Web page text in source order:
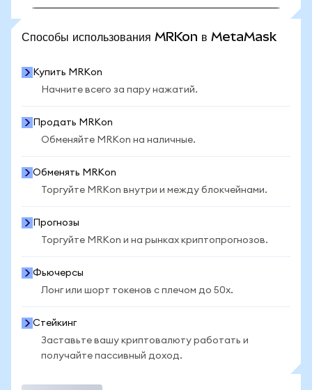
Способы использования MRKon в MetaMask
Купить MRKon
Начните всего за пару нажатий.
Продать MRKon
Обменяйте MRKon на наличные.
Обменять MRKon
Торгуйте MRKon внутри и между блокчейнами.
Прогнозы
Торгуйте MRKon и на рынках криптопрогнозов.
Фьючерсы
Лонг или шорт токенов с плечом до 50x.
Стейкинг
Заставьте вашу криптовалюту работать и
получайте пассивный доход.